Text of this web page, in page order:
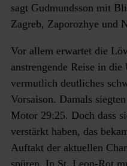
sagt Gudmundsson mit
Zagreb, Zaporozhye und
Vor allem erwartet die
anstrengende Reise in
vermutlich deutliches
Vorsaison. Damals
Motor 29:25. Doch dass
verstärkt haben, das
Auftakt der aktuellen
spüren. In St. Leon-Rot